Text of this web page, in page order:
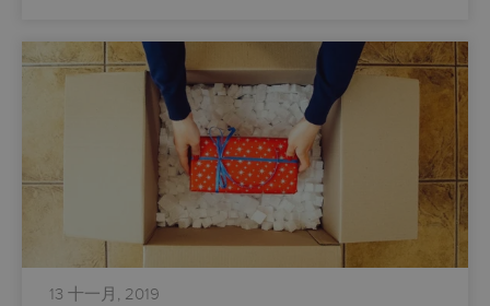
13 十一月, 2019